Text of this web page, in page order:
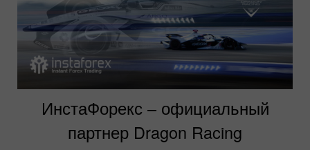
ИнстаФорекс – официальный
партнер Dragon Racing